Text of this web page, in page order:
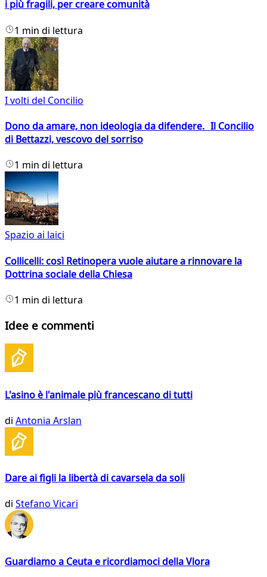
i più fragili, per creare comunità
1 min di lettura
I volti del Concilio
Dono da amare, non ideologia da difendere. Il Concilio
di Bettazzi, vescovo del sorriso
1 min di lettura
Spazio ai laici
Collicelli: così Retinopera vuole aiutare a rinnovare la
Dottrina sociale della Chiesa
1 min di lettura
Idee e commenti
L'asino è l'animale più francescano di tutti
di Antonia Arslan
Dare ai figli la libertà di cavarsela da soli
di Stefano Vicari
Guardiamo a Ceuta e ricordiamoci della Vlora